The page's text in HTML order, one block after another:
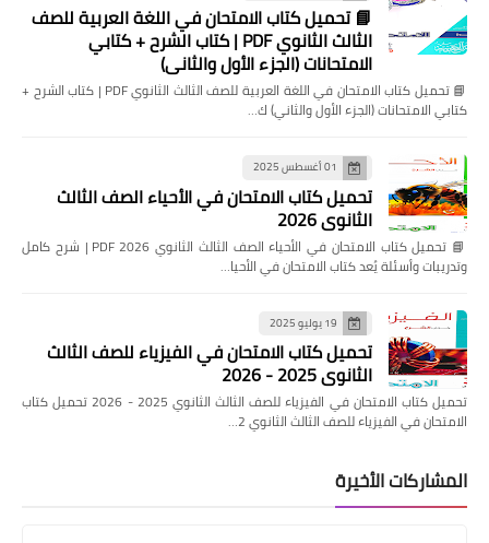
📘 تحميل كتاب الامتحان في اللغة العربية للصف
الثالث الثانوي PDF | كتاب الشرح + كتابي
الامتحانات (الجزء الأول والثاني)
📘 تحميل كتاب الامتحان في اللغة العربية للصف الثالث الثانوي PDF | كتاب الشرح +
كتابي الامتحانات (الجزء الأول والثاني) ك…
01 أغسطس 2025
تحميل كتاب الامتحان في الأحياء الصف الثالث
الثانوي 2026
📘 تحميل كتاب الامتحان في الأحياء الصف الثالث الثانوي 2026 PDF | شرح كامل
وتدريبات وأسئلة يُعد كتاب الامتحان في الأحيا…
19 يوليو 2025
تحميل كتاب الامتحان في الفيزياء للصف الثالث
الثانوي 2025 - 2026
تحميل كتاب الامتحان في الفيزياء للصف الثالث الثانوي 2025 - 2026 تحميل كتاب
الامتحان في الفيزياء للصف الثالث الثانوي 2…
المشاركات الأخيرة